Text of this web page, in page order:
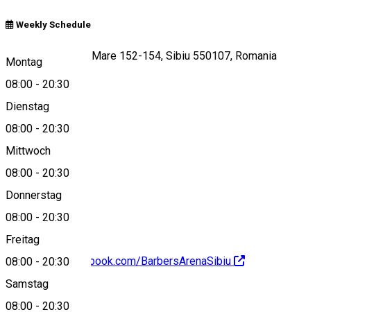
Weekly Schedule
Montag
08:00 - 20:30
Dienstag
08:00 - 20:30
Mittwoch
08:00 - 20:30
Donnerstag
08:00 - 20:30
Freitag
08:00 - 20:30
Samstag
08:00 - 20:30
Strada Ștefan cel Mare 152-154, Sibiu 550107, Romania
View on map
https://www.facebook.com/BarbersArenaSibiu